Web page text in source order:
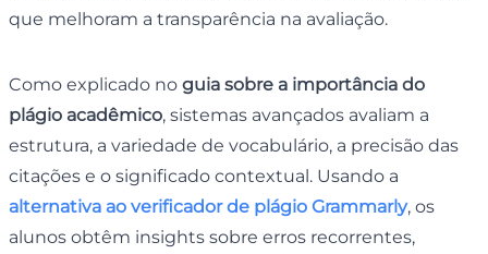
que melhoram a transparência na avaliação.
Como explicado no guia sobre a importância do
plágio acadêmico, sistemas avançados avaliam a
estrutura, a variedade de vocabulário, a precisão das
citações e o significado contextual. Usando a
alternativa ao verificador de plágio Grammarly, os
alunos obtêm insights sobre erros recorrentes,